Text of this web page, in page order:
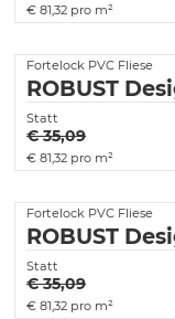
€ 81,32 pro m²
Fortelock PVC Fliese
ROBUST
Statt
€ 35,09
€ 81,32 pro m²
Fortelock PVC Fliese
ROBUST
Statt
€ 35,09
€ 81,32 pro m²